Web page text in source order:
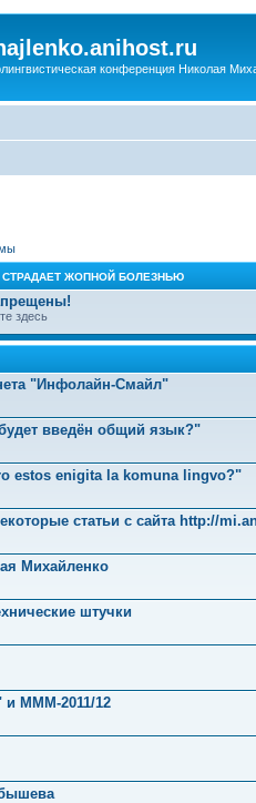
конференция Николая
СТРАДАЕТ ЖОПНОЙ БОЛЕЗНЬЮ
здесь
"Инфолайн-Смайл"
введён общий язык?"
estos enigita la komuna lingvo?"
статьи с сайта http://
Михайленко
штучки
MMM-2011/12